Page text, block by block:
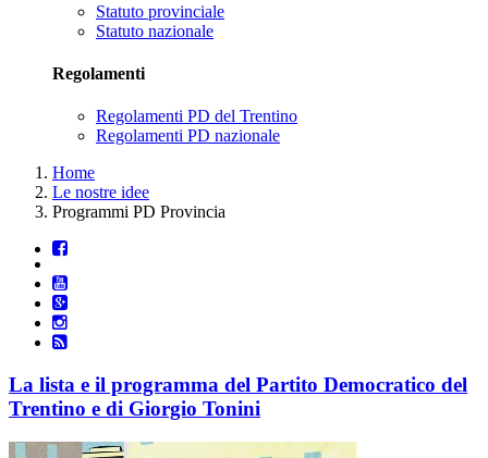
Statuto provinciale
Statuto nazionale
Regolamenti
Regolamenti PD del Trentino
Regolamenti PD nazionale
Home
Le nostre idee
Programmi PD Provincia
La lista e il programma del Partito Democratico del
Trentino e di Giorgio Tonini